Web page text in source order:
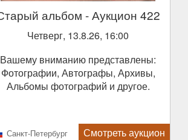
Старый альбом - Аукцион 422
Четверг, 13.8.26, 16:00
Вашему вниманию представлены:
Фотографии, Автографы, Архивы,
Альбомы фотографий и другое.
Санкт-Петербург Смотреть аукцион